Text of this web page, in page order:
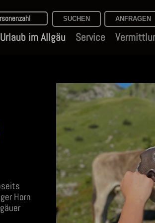
Urlaub im Allgäu Service
Horn